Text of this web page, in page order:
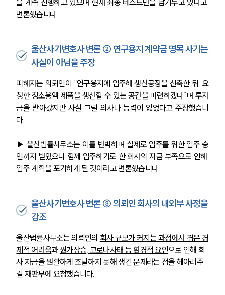
을 계속 진행하고 있으며 현재 최종 테스트만을 남겨두고 있다고
변론했습니다.
울산사기변호사 변론 ② 연구용지 계약금 명목 사기는
사실이 아님을 주장
피해자는 의뢰인이 “연구용지에 입주해 생산공장을 신축한 뒤, 요
청한 청소용액 제품을 생산할 수 있는 공간을 마련하겠다”며 투자
금을 받아갔지만 사실 그럴 의사나 능력이 없었다고 주장했습니
다.
▶ 울산법률사무소는 이를 반박하며 실제로 입주를 위한 입주 승
인까지 받았으나 함께 입주하기로 한 회사의 자금 부족으로 인해
입주 계획을 포기하게 된 것이라고 변론했습니다.
울산사기변호사 변론 ③ 의뢰인 회사의 내외부 사정을
강조
울산법률사무소는 의뢰인의 회사 규모가 커지는 과정에서 겪은 경
제적 어려움과 원가상승, 코로나사태 등 환경적 요인으로 인해 회
사 자금을 원활하게 조달하지 못해 생긴 문제라는 점을 헤아려주
길 재판부에 요청했습니다.